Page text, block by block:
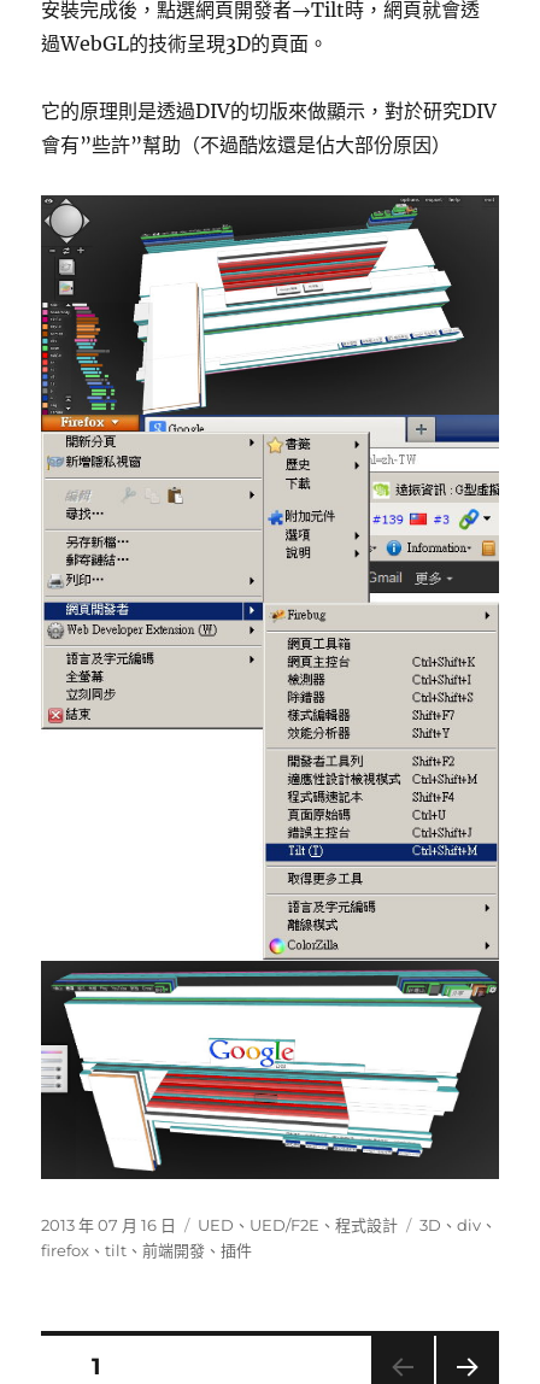
安裝完成後，點選網頁開發者→Tilt時，網頁就會透
過WebGL的技術呈現3D的頁面。
它的原理則是透過DIV的切版來做顯示，對於研究DIV
會有”些許”幫助（不過酷炫還是佔大部份原因）
發
佈
2013 年 07 月 16 日
分
類
UED 、 UED/F2E 、程式設計
標
3D 、div 、
firefox 、tilt 、前端開發 、插件
頁次1